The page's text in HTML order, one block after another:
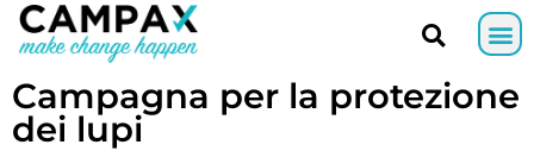
Campagna per la protezione
dei lupi